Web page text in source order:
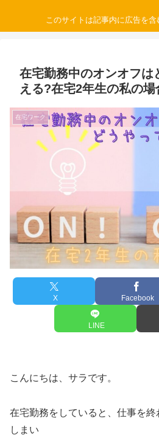
このサイトは記事内に広告を含
在宅勤務中のオンオフは
える?在宅2年生の私の場
在宅ワーク
X Facebook
LINE
こんにちは、サラです。
在宅勤務をしていると、仕事を
しまい